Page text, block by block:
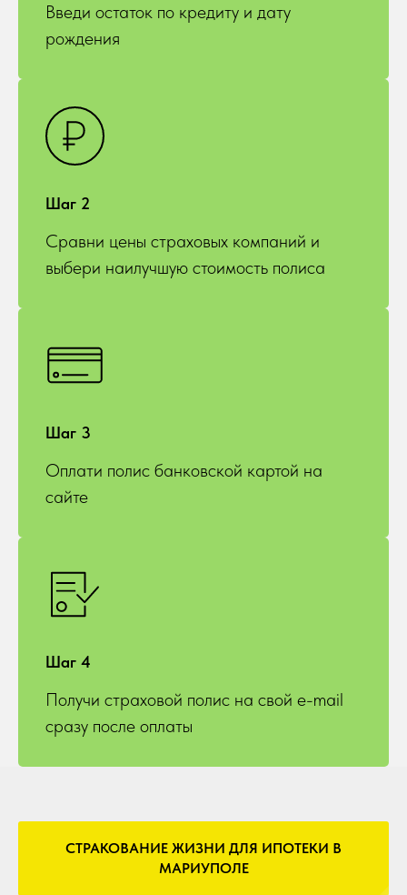
Введи остаток по кредиту и дату
рождения
Шаг 2
Сравни цены страховых компаний и
выбери наилучшую стоимость полиса
Шаг 3
Оплати полис банковской картой на
сайте
Шаг 4
Получи страховой полис на свой e-mail
сразу после оплаты
СТРАКОВАНИЕ ЖИЗНИ ДЛЯ ИПОТЕКИ В
МАРИУПОЛЕ